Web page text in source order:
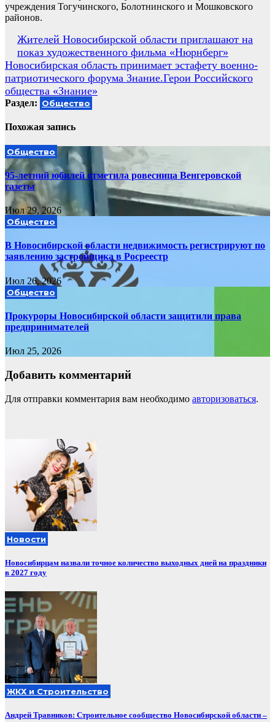
учреждения Тогучинского, Болотнинского и Мошковского
районов.
Навигация
по
записям
Жителей Новосибирской области приглашают на
показ художественного фильма «Нюрнберг»
Новосибирская область принимает эстафету военно-
патриотического форума Знание.Герои Российского
общества «Знание»
Раздел: Общество
Похожая запись
Общество
95-летний юбилей отметила ровесница Венгеровской
газеты
Июл 29, 2026
Общество
В Новосибирской области недвижимость регистрируют по
заявлению застройщика в Росреестр
Июл 26, 2026
Общество
Прокуроры Новосибирской области защитили права
предпринимателей
Июл 25, 2026
Добавить комментарий
Для отправки комментария вам необходимо авторизоваться.
Новости
Новосибирцам назвали точное количество выходных дней на праздники
в 2027 году
ЖКХ и Строительство
Андрей Травников: Строительное сообщество Новосибирской области –